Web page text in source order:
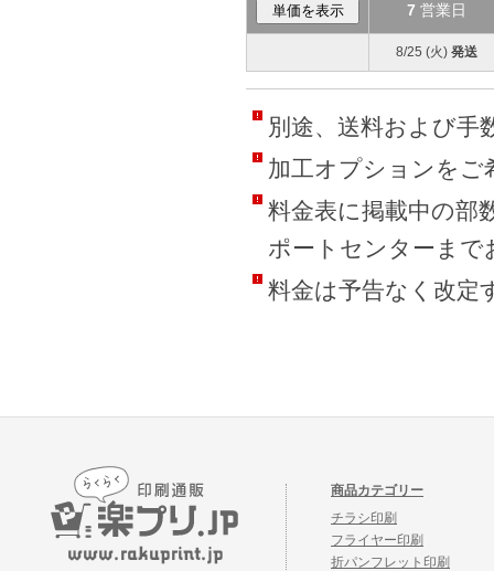
7 営業日
8/25 (火) 発送
別途、送料および手
加工オプションをご
料金表に掲載中の部
ポートセンターまで
料金は予告なく改定
商品カテゴリー
チラシ印刷
フライヤー印刷
折パンフレット印刷